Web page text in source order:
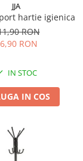
JJA
Suport hartie igienica
RON
RON
IN STOC
IN COS